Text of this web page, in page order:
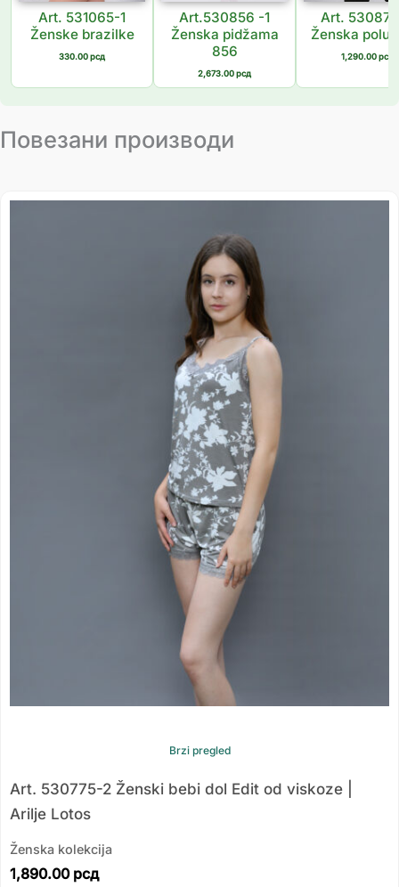
Art. 531065-1
Ženske brazilke
330.00рсд
Art.530856 -1
Ženska pidžama
856
2,673.00рсд
Art.
Ženska
1,290.00рсд
Повезани производи
Brzi pregled
Art. 530775-2 Ženski bebi dol Edit od viskoze |
Arilje Lotos
Ženska kolekcija
1,890.00 рсд